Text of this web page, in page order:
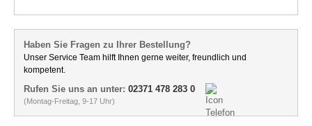
Haben Sie Fragen zu Ihrer Bestellung?
Unser Service Team hilft Ihnen gerne weiter, freundlich und
kompetent.
Rufen Sie uns an unter: 02371 478 283 0
(Montag-Freitag, 9-17 Uhr)